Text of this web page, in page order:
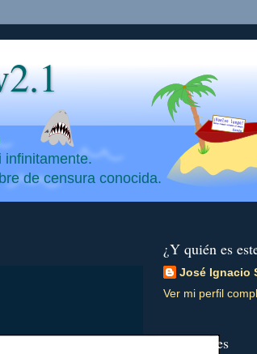
infinitamente.
de censura conocida.
¿Y quién es
José Ignacio
Ver mi perfil
Vicisitudes